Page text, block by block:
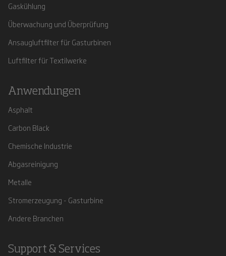
Gaskühlung
Überwachung und Überprüfung
Ansaugluftfilter für Gasturbinen
Luftfilter für Textilwerke
Anwendungen
Asphalt
Carbon Black
Chemische Industrie
Abgasreinigung
Metalle
Stromerzeugung - Gasturbine
Andere Branchen
Support & Services